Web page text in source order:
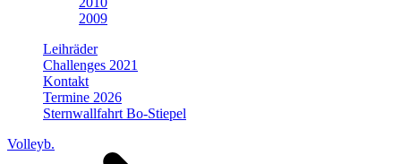
2009
Leihräder
Challenges 2021
Kontakt
Termine 2026
Sternwallfahrt Bo-Stiepel
Volleyb.